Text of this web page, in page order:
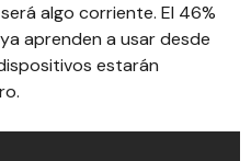
algo corriente. El 46%
aprenden a usar desde
estarán